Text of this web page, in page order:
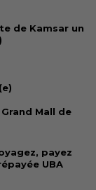
de Kamsar un
Mall de
payez
UBA